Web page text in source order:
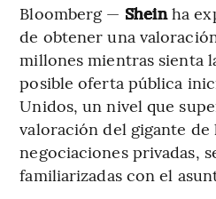
Bloomberg — Sheinha
de obtener una
millones mientras sienta
posible oferta pública
Unidos, un nivel que
valoración del gigante de
negociaciones privadas,
familiarizadas con el